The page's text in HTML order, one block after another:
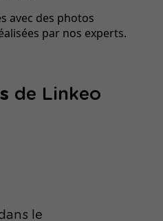
avec des photos
par nos experts.
de Linkeo
le